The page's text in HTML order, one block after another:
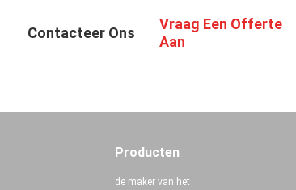
Contacteer Ons
Vraag Een Offerte
Aan
Producten
de maker van het